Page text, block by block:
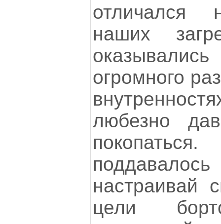
отличался
наших
огромного
любезно
настраивай
цели